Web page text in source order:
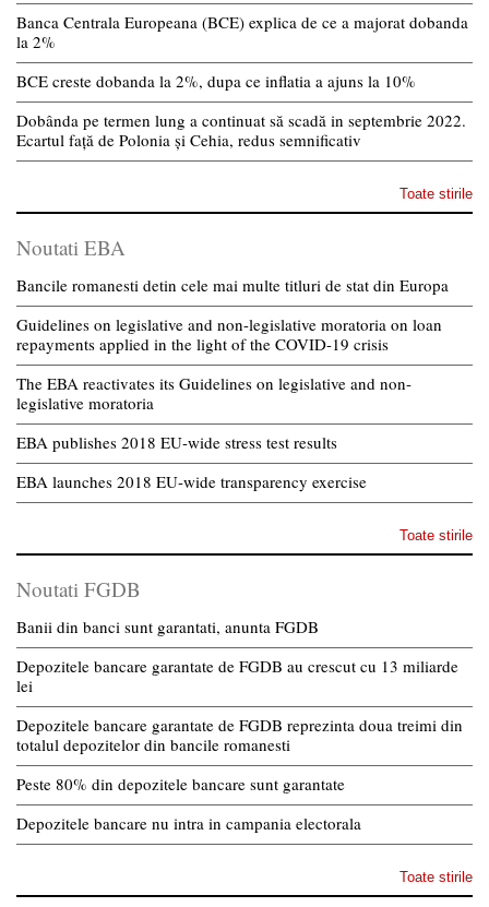
Banca Centrala Europeana (BCE) explica de ce a majorat dobanda
la 2%
BCE creste dobanda la 2%, dupa ce inflatia a ajuns la 10%
Dobânda pe termen lung a continuat să scadă in septembrie 2022.
Ecartul față de Polonia și Cehia, redus semnificativ
Toate stirile
Noutati EBA
Bancile romanesti detin cele mai multe titluri de stat din Europa
Guidelines on legislative and non-legislative moratoria on loan
repayments applied in the light of the COVID-19 crisis
The EBA reactivates its Guidelines on legislative and non-
legislative moratoria
EBA publishes 2018 EU-wide stress test results
EBA launches 2018 EU-wide transparency exercise
Toate stirile
Noutati FGDB
Banii din banci sunt garantati, anunta FGDB
Depozitele bancare garantate de FGDB au crescut cu 13 miliarde
lei
Depozitele bancare garantate de FGDB reprezinta doua treimi din
totalul depozitelor din bancile romanesti
Peste 80% din depozitele bancare sunt garantate
Depozitele bancare nu intra in campania electorala
Toate stirile